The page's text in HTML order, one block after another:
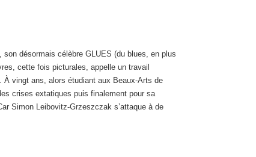
désormais célèbre GLUES (du blues, en plus
cette fois picturales, appelle un travail
À vingt ans, alors étudiant aux Beaux-Arts de
crises extatiques puis finalement pour sa
Simon Leibovitz-Grzeszczak s’attaque à de